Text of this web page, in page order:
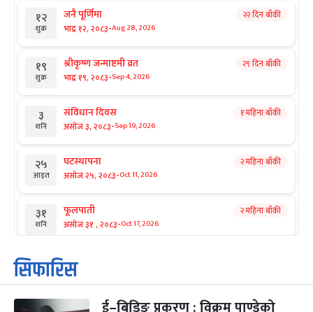
१२
शुक्र
जनै पूर्णिमा
भाद्र १२, २०८३-Aug 28, 2026
२२ दिन बाँकी
१९
शुक्र
श्रीकृष्ण जन्माष्टमी व्रत
भाद्र १९, २०८३-Sep 4, 2026
२९ दिन बाँकी
३
शनि
संविधान दिवस
असोज ३, २०८३-Sep 19, 2026
१ महिना बाँकी
२५
आइत
घटस्थापना
असोज २५, २०८३-Oct 11, 2026
२ महिना बाँकी
३१
शनि
फूलपाती
असोज ३१ , २०८३-Oct 17, 2026
२ महिना बाँकी
१
आइत
कार्तिक सङ्क्रान्ति
कार्तिक १, २०८३
महानवमी २ महिना बाँकी
सिफारिस